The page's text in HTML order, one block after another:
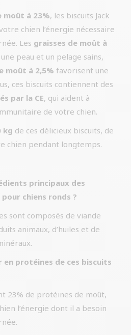
moût à 23%, les biscuits Jack
chien l’énergie nécessaire
Les graisses de moût à
peau et un pelage sains,
moût à 2,5% favorisent une
ces biscuits contiennent des
par la CE, qui aident à
de votre chien.
kg de ces délicieux biscuits, de
chien pendant longtemps.
principaux des
chiens ronds ?
sont composés de viande
animaux, d’huiles et de
en protéines de ces biscuits
23% de protéines de moût,
l’énergie dont il a besoin